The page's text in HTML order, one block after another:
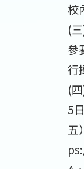
校
(
參
行
(
5
五